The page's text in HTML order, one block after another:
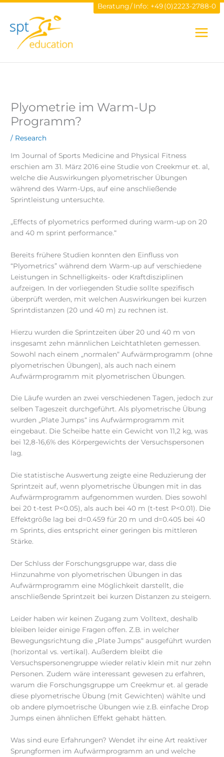
Zum
springen
Beratung / Info: +49 (0)2223-2788-0
Plyometrie im Warm-Up
Programm?
/ Research
Im Journal of Sports Medicine and Physical Fitness
erschien am 31. März 2016 eine Studie von Creekmur et. al,
welche die Auswirkungen plyometrischer Übungen
während des Warm-Ups, auf eine anschließende
Sprintleistung untersuchte.
„Effects of plyometrics performed during warm-up on 20
and 40 m sprint performance.“
Bereits frühere Studien konnten den Einfluss von
“Plyometrics” während dem Warm-up auf verschiedene
Leistungen in Schnelligkeits- oder Kraftdisziplinen
aufzeigen. In der vorliegenden Studie sollte spezifisch
überprüft werden, mit welchen Auswirkungen bei kurzen
Sprintdistanzen (20 und 40 m) zu rechnen ist.
Hierzu wurden die Sprintzeiten über 20 und 40 m von
insgesamt zehn männlichen Leichtathleten gemessen.
Sowohl nach einem „normalen“ Aufwärmprogramm (ohne
plyometrischen Übungen), als auch nach einem
Aufwärmprogramm mit plyometrischen Übungen.
Die Läufe wurden an zwei verschiedenen Tagen, jedoch zur
selben Tageszeit durchgeführt. Als plyometrische Übung
wurden „Plate Jumps“ ins Aufwärmprogramm mit
eingebaut. Die Scheibe hatte ein Gewicht von 11,2 kg, was
bei 12,8-16,6% des Körpergewichts der Versuchspersonen
lag.
Die statistische Auswertung zeigte eine Reduzierung der
Sprintzeit auf, wenn plyometrische Übungen mit in das
Aufwärmprogramm aufgenommen wurden. Dies sowohl
bei 20 t-test P<0.05), als auch bei 40 m (t-test P<0.01). Die
Effektgröße lag bei d=0.459 für 20 m und d=0.405 bei 40
m Sprints, dies entspricht einer geringen bis mittleren
Stärke.
Der Schluss der Forschungsgruppe war, dass die
Hinzunahme von plyometrischen Übungen in das
Aufwärmprogramm eine Möglichkeit darstellt, die
anschließende Sprintzeit bei kurzen Distanzen zu steigern.
Leider haben wir keinen Zugang zum Volltext, deshalb
bleiben leider einige Fragen offen. Z.B. in welcher
Bewegungsrichtung die „Plate Jumps“ ausgeführt wurden
(horizontal vs. vertikal). Außerdem bleibt die
Versuchspersonengruppe wieder relativ klein mit nur zehn
Personen. Zudem wäre interessant gewesen zu erfahren,
warum die Forschungsgruppe um Creekmur et. al gerade
diese plyometrische Übung (mit Gewichten) wählte und
ob andere plymoetrische Übungen wie z.B. einfache Drop
Jumps einen ähnlichen Effekt gehabt hätten.
Was sind eure Erfahrungen? Wendet ihr eine Art reaktiver
Sprungformen im Aufwärmprogramm an und welche